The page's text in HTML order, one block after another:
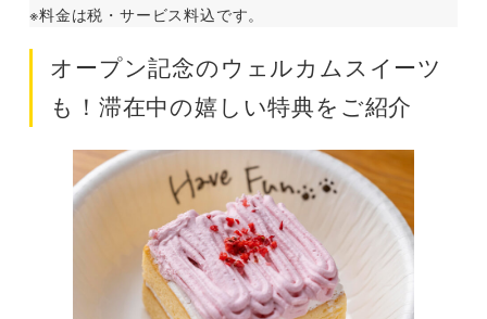
※料金は税・サービス料込です。
オープン記念のウェルカムスイーツ
も！滞在中の嬉しい特典をご紹介